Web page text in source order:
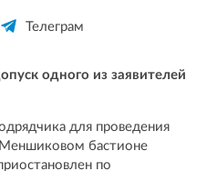
Телеграм
одного из заявителей
для проведения
Меншиковом бастионе
по